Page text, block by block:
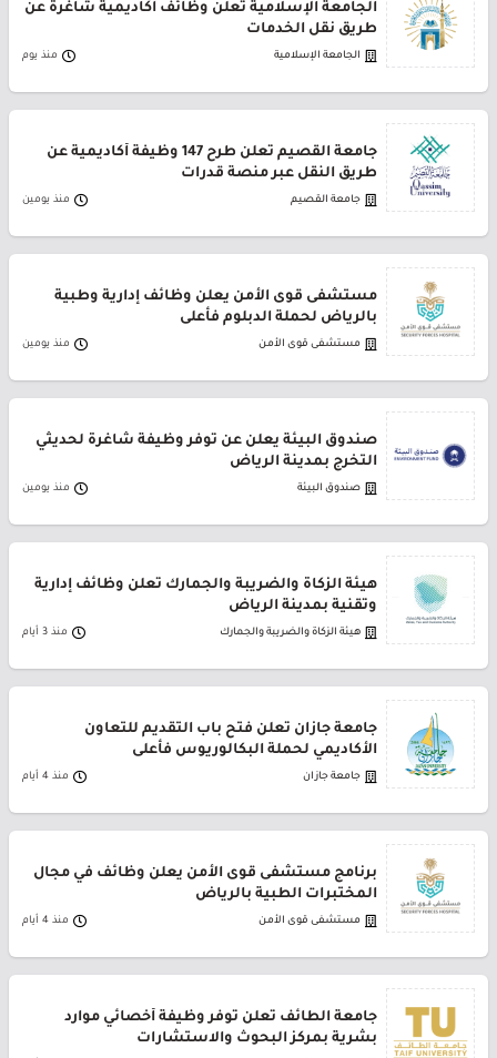
الجامعة الإسلامية تعلن وظائف أكاديمية شاغرة عن
طريق نقل الخدمات
الجامعة الإسلامية منذ يوم
جامعة القصيم تعلن طرح 147 وظيفة أكاديمية عن
طريق النقل عبر منصة قدرات
جامعة القصيم منذ يومين
مستشفى قوى الأمن يعلن وظائف إدارية وطبية
بالرياض لحملة الدبلوم فأعلى
مستشفى قوى الأمن منذ يومين
صندوق البيئة يعلن عن توفر وظيفة شاغرة لحديثي
التخرج بمدينة الرياض
صندوق البيئة منذ يومين
هيئة الزكاة والضريبة والجمارك تعلن وظائف إدارية
وتقنية بمدينة الرياض
هيئة الزكاة والضريبة والجمارك منذ 3 أيام
جامعة جازان تعلن فتح باب التقديم للتعاون
الأكاديمي لحملة البكالوريوس فأعلى
جامعة جازان منذ 4 أيام
برنامج مستشفى قوى الأمن يعلن وظائف في مجال
المختبرات الطبية بالرياض
مستشفى قوى الأمن منذ 4 أيام
جامعة الطائف تعلن توفر وظيفة أخصائي موارد
بشرية بمركز البحوث والاستشارات